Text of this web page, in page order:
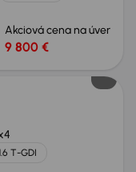
Akciová cena na úver
9 800 €
T-GDI